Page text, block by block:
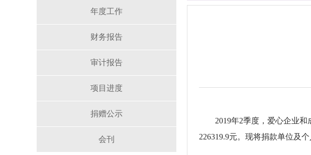
年度工作
财务报告
审计报告
项目进度
捐赠公示
会刊
2019年2季度，爱心企业
226319.9元。现将捐款单位及